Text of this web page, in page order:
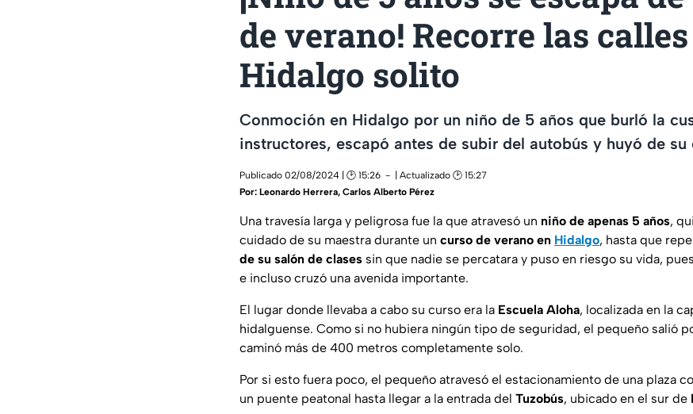
de verano! Recorre las
Hidalgo solito
Conmoción en Hidalgo por un niño de 5 años que burló la
instructores, escapó antes de subir del autobús y huyó de su
Publicado 02/08/2024 | 🕑 15:26
| Actualizado 🕑 15:27
Por: Leonardo Herrera, Carlos Alberto Pérez
Una travesía larga y peligrosa fue la que atravesó un niño de apenas 5 años,
cuidado de su maestra durante un curso de verano en Hidalgo, hasta que
de su salón de clases sin que nadie se percatara y puso en riesgo su vida,
e incluso cruzó una avenida importante.
El lugar donde llevaba a cabo su curso era la Escuela Aloha, localizada en la
hidalguense. Como si no hubiera ningún tipo de seguridad, el pequeño salió
caminó más de 400 metros completamente solo.
Por si esto fuera poco, el pequeño atravesó el estacionamiento de una plaza
un puente peatonal hasta llegar a la entrada del Tuzobús, ubicado en el sur de